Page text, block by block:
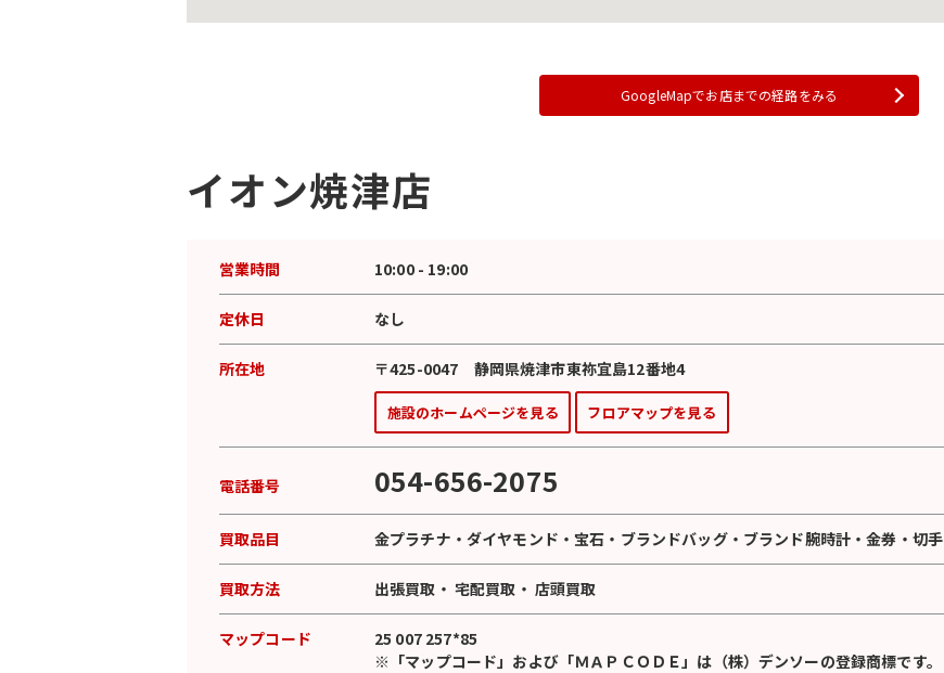
GoogleMapでお店までの経路をみる
イオン焼津店
営業時間 10:00 - 19:00
定休日 なし
所在地 〒425-0047 静岡県焼津市東祢宜島12番地4
施設のホームページを見る フロアマップを見る
電話番号 054-656-2075
買取品目 金プラチナ ・ ダイヤモンド ・ 宝石 ・ ブランドバッグ・ ブランド腕時計 ・金券 ・ 切手
買取方法 出張買取 ・ 宅配買取 ・ 店頭買取
マップコード
25 007 257*85
※「マップコード」および「ＭＡＰＣＯＤＥ」は（株）デンソーの登録商標です。